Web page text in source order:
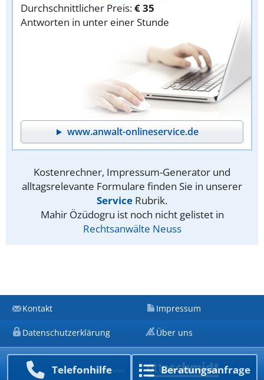
Durchschnittlicher Preis:€ 35
Antworten in unter einer Stunde
www.anwalt-onlineservice.de
Kostenrechner, Impressum-Generator und
alltagsrelevante Formulare finden Sie in unserer
Service Rubrik.
Mahir Özüdogru ist noch nicht gelistet in
Rechtsanwälte Neuss
Telefon­hilfe Beratungs­anfrage
Kontakt Impressum
Datenschutzerklärung Über uns
Ein Unternehmen von